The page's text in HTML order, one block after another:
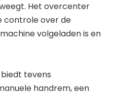
Het overcenter
controle over de
volgeladen is en
tevens
handrem, een